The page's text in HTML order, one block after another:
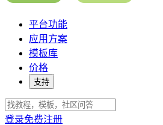
平台功能
应用方案
模板库
价格
支持
登录免费注册